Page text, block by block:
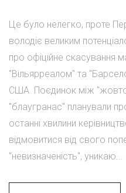
Це було нелегко, проте
володіє великим
про офіційне скасування
"Вільярреалом" та
США. Поєдинок між
"блаугранас" планували
останні хвилини
відмовитися від свого
"невизначеність", уникаю...